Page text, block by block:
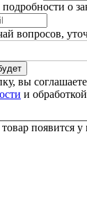
о
вопросов,
вы
появится у